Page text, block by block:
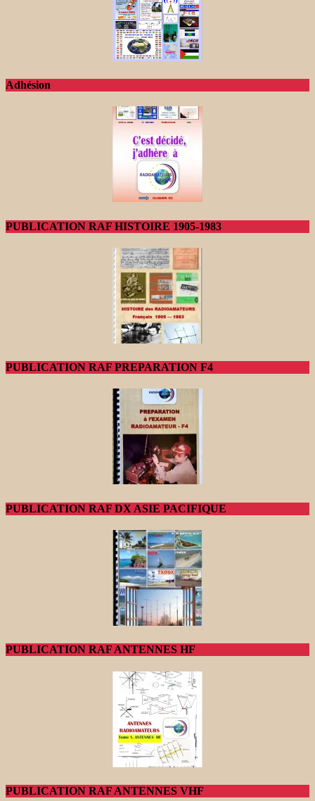
Adhésion
PUBLICATION RAF HISTOIRE 1905-1983
PUBLICATION RAF PREPARATION F4
PUBLICATION RAF DX ASIE PACIFIQUE
PUBLICATION RAF ANTENNES HF
PUBLICATION RAF ANTENNES VHF